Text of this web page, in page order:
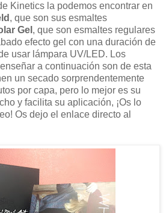
Kinetics la podemos encontrar en
, que son sus esmaltes
Gel , que son esmaltes regulares
efecto gel con una duración de
usar lámpara UV/LED. Los
a continuación son de esta
un secado sorprendentemente
por capa, pero lo mejor es su
y facilita su aplicación, ¡Os lo
Os dejo el enlace directo al